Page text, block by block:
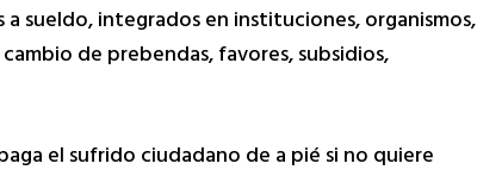
sueldo, integrados en instituciones, organismos,
de prebendas, favores, subsidios,
el sufrido ciudadano de a pié si no quiere